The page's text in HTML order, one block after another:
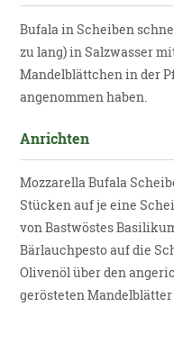
Bufala in Scheiben
zu lang) in Salzwasser
Mandelblättchen in der
angenommen haben.
Anrichten
Mozzarella Bufala
Stücken auf je eine
von Bastwöstes
Bärlauchpesto auf die
Olivenöl über den
gerösteten